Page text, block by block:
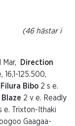
(46 hästar i
Mar,
Direction
125.500,
Filura Bibo 2 s e.
Blaze 2 v e. Readly
e. Trixton-Ithaki
Gaagaa-